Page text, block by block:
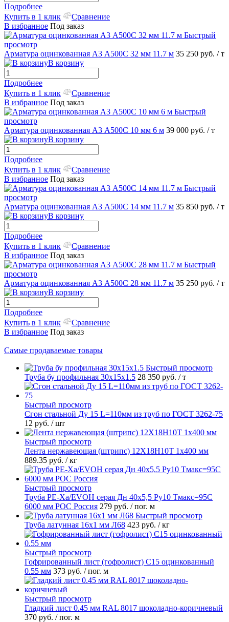
Подробнее
Купить в 1 клик
Сравнение
В избранное Под заказ
Быстрый
просмотр
Арматура оцинкованная А3 А500С 32 мм 11.7 м 35 250 руб. / т
В корзину
Подробнее
Купить в 1 клик
Сравнение
В избранное Под заказ
Быстрый
просмотр
Арматура оцинкованная А3 А500С 10 мм 6 м 39 000 руб. / т
В корзину
Подробнее
Купить в 1 клик
Сравнение
В избранное Под заказ
Быстрый
просмотр
Арматура оцинкованная А3 А500С 14 мм 11.7 м 35 850 руб. / т
В корзину
Подробнее
Купить в 1 клик
Сравнение
В избранное Под заказ
Быстрый
просмотр
Арматура оцинкованная А3 А500С 28 мм 11.7 м 35 250 руб. / т
В корзину
Подробнее
Купить в 1 клик
Сравнение
В избранное Под заказ
Самые продаваемые товары
Быстрый просмотр
Труба бу профильная 30х15х1.5 28 350 руб. / т
Быстрый просмотр
Сгон стальной Ду 15 L=110мм из труб по ГОСТ 3262-75
12 руб. / шт
Быстрый просмотр
Лента нержавеющая (штрипс) 12Х18Н10Т 1х400 мм
889.35 руб. / кг
Быстрый просмотр
Труба PE-Xa/EVOH серая Дн 40х5,5 Ру10 Тмакс=95C
6000 мм РОС Россия 279 руб. / пог. м
Быстрый просмотр
Труба латунная 16х1 мм Л68 423 руб. / кг
Быстрый просмотр
Гофрированный лист (гофролист) С15 оцинкованный
0.55 мм 373 руб. / пог. м
Быстрый просмотр
Гладкий лист 0.45 мм RAL 8017 шоколадно-коричневый
370 руб. / пог. м